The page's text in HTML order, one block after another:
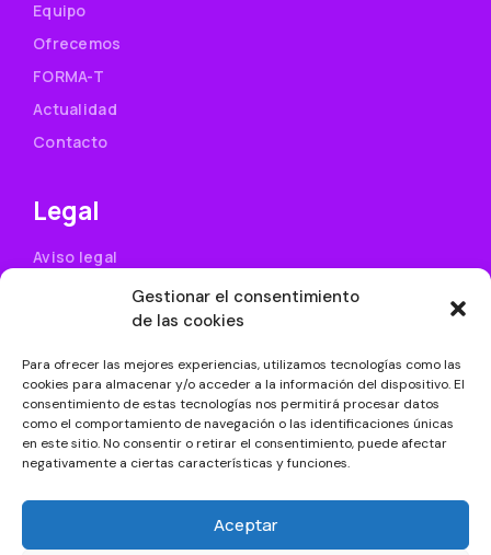
Gestionar el consentimiento
de las cookies
Para ofrecer las mejores experiencias, utilizamos tecnologías como las
cookies para almacenar y/o acceder a la información del dispositivo. El
consentimiento de estas tecnologías nos permitirá procesar datos
como el comportamiento de navegación o las identificaciones únicas
en este sitio. No consentir o retirar el consentimiento, puede afectar
negativamente a ciertas características y funciones.
Aceptar
Equipo
Ofrecemos
FORMA-T
Actualidad
Contacto
Legal
Aviso legal
Política de privacidad
Uso de cookies
Condiciones generales de contratación
Accesibilidad
Siguenos